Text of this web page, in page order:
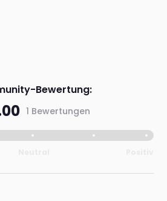
Bewertung:
1 Bewertungen